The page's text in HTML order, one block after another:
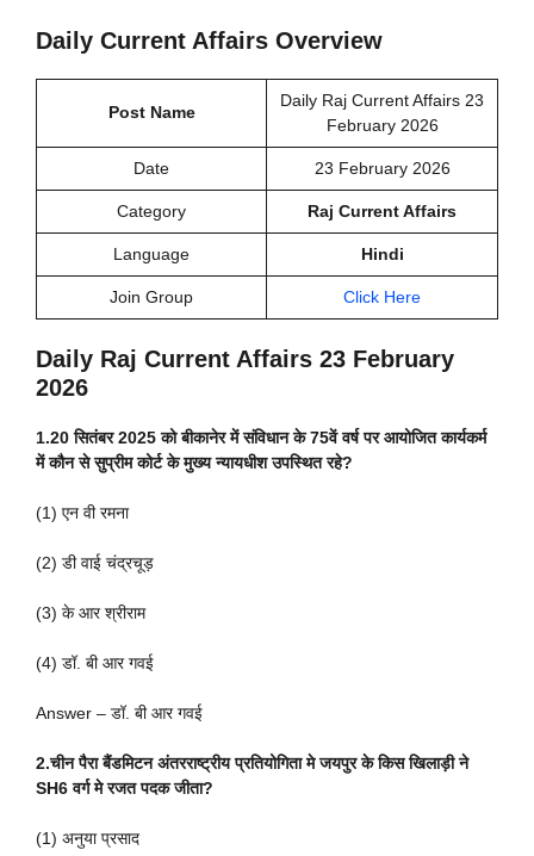
Daily Current Affairs Overview
Post Name
Daily Raj Current Affairs 23
February 2026
Date 23 February 2026
Category Raj Current Affairs
Language Hindi
Join Group Click Here
Daily Raj Current Affairs 23 February
2026
1.20 सितंबर 2025 को बीकानेर में संविधान के 75वें वर्ष पर आयोजित कार्यकर्म
में कौन से सुप्रीम कोर्ट के मुख्य न्यायधीश उपस्थित रहे?
(1) एन वी रमना
(2) डी वाई चंद्रचूड़
(3) के आर श्रीराम
(4) डॉ. बी आर गवई
Answer – डॉ. बी आर गवई
2.चीन पैरा बैंडमिटन अंतरराष्ट्रीय प्रतियोगिता मे जयपुर के किस खिलाड़ी ने
SH6 वर्ग मे रजत पदक जीता?
(1) अनुया प्रसाद